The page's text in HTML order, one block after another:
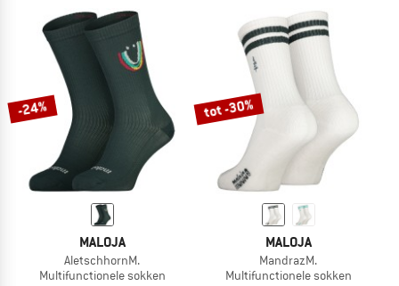
-24%
MALOJA
AletschhornM.
Multifunctionele sokken
tot -30%
MALOJA
MandrazM.
Multifunctionele sokken